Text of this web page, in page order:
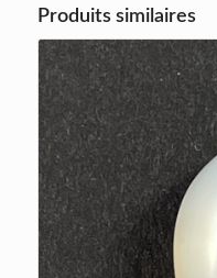
Produits similaires